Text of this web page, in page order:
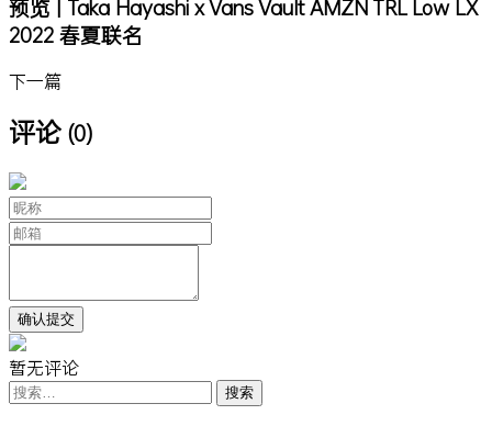
预览 | Taka Hayashi x Vans Vault AMZN TRL Low LX
2022 春夏联名
下一篇
评论 (0)
暂无评论
搜
索：